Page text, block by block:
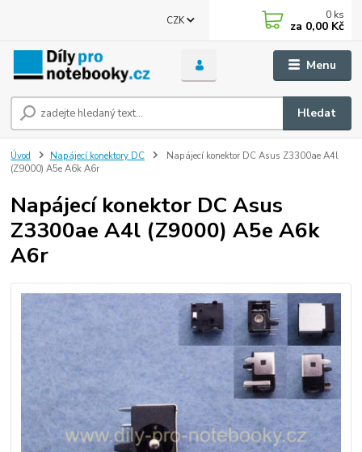
Menu
CZK
Hledat
0 ks
za 0,00 Kč
Úvod Napájecí konektory DC
Napájecí konektor DC Asus Z3300ae A4l
(Z9000) A5e A6k A6r
Napájecí konektor DC Asus
Z3300ae A4l (Z9000) A5e A6k
A6r